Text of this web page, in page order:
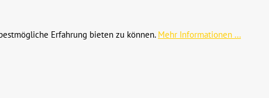
Erfahrung bieten zu können. Mehr Informationen ...